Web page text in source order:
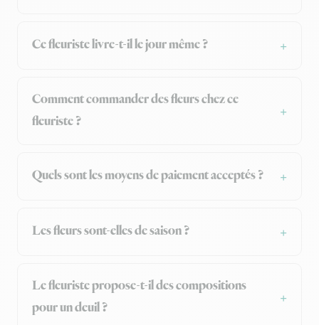
Ce fleuriste livre-t-il le jour même ?
Comment commander des fleurs chez ce
fleuriste ?
Quels sont les moyens de paiement acceptés ?
Les fleurs sont-elles de saison ?
Le fleuriste propose-t-il des compositions
pour un deuil ?